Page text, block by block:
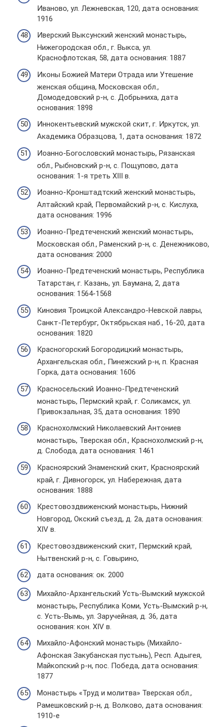
Иваново, ул. Лежневская, 120, дата основания:
1916
Иверский Выксунский женский монастырь,
Нижегородская обл., г. Выкса, ул.
Краснофлотская, 58, дата основания: 1887
Иконы Божией Матери Отрада или Утешение
женская община, Московская обл.,
Домодедовский р-н, с. Добрыниха, дата
основания: 1898
Иннокентьевский мужской скит, г. Иркутск, ул.
Академика Образцова, 1, дата основания: 1872
Иоанно-Богословский монастырь, Рязанская
обл., Рыбновский р-н, с. Пощупово, дата
основания: 1-я треть XIII в.
Иоанно-Кронштадтский женский монастырь,
Алтайский край, Первомайский р-н, с. Кислуха,
дата основания: 1996
Иоанно-Предтеченский женский монастырь,
Московская обл., Раменский р-н, с. Денежниково,
дата основания: 2000
Иоанно-Предтеченский монастырь, Республика
Татарстан, г. Казань, ул. Баумана, 2, дата
основания: 1564-1568
Киновия Троицкой Александро-Невской лавры,
Санкт-Петербург, Октябрьская наб., 16-20, дата
основания: 1820
Красногорский Богородицкий монастырь,
Архангельская обл., Пинежский р-н, п. Красная
Горка, дата основания: 1606
Красносельский Иоанно-Предтеченский
монастырь, Пермский край, г. Соликамск, ул.
Привокзальная, 35, дата основания: 1890
Краснохолмский Николаевский Антониев
монастырь, Тверская обл., Краснохолмский р-н,
д. Слобода, дата основания: 1461
Красноярский Знаменский скит, Красноярский
край, г. Дивногорск, ул. Набережная, дата
основания: 1888
Крестовоздвиженский монастырь, Нижний
Новгород, Окский съезд, д. 2а, дата основания:
XIV в.
Крестовоздвиженский скит, Пермский край,
Нытвенский р-н, с. Говырино,
дата основания: ок. 2000
Михайло-Архангельский Усть-Вымский мужской
монастырь, Республика Коми, Усть-Вымский р-н,
с. Усть-Вымь, ул. Заручейная, д. 36, дата
основания: кон. XIV в.
Михайло-Афонский монастырь (Михайло-
Афонская Закубанская пустынь), Респ. Адыгея,
Майкопский р-н, пос. Победа, дата основания:
1877
Монастырь «Труд и молитва» Тверская обл.,
Рамешковский р-н, д. Волково, дата основания:
1910-е